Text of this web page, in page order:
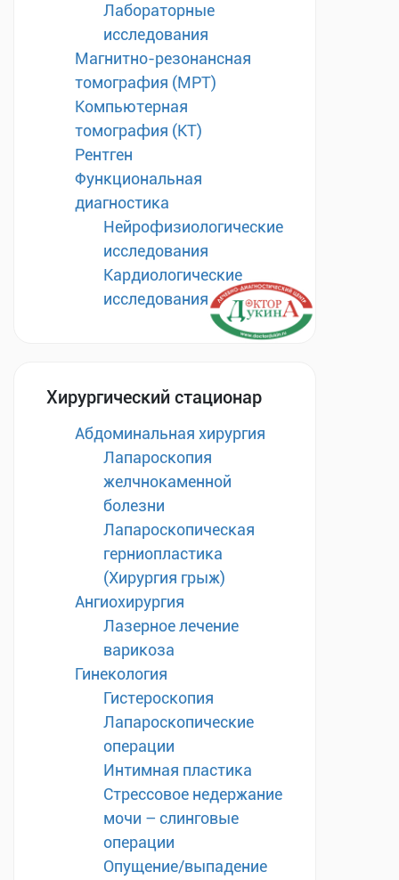
Лабораторные
исследования
Магнитно-резонансная
томография (МРТ)
Компьютерная
томография (КТ)
Рентген
Функциональная
диагностика
Нейрофизиологические
исследования
Кардиологические
исследования
Хирургический стационар
Абдоминальная хирургия
Лапароскопия
желчнокаменной
болезни
Лапароскопическая
герниопластика
(Хирургия грыж)
Ангиохирургия
Лазерное лечение
варикоза
Гинекология
Гистероскопия
Лапароскопические
операции
Интимная пластика
Стрессовое недержание
мочи – слинговые
операции
Опущение/выпадение